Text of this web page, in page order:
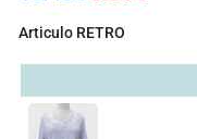
Articulo RETRO